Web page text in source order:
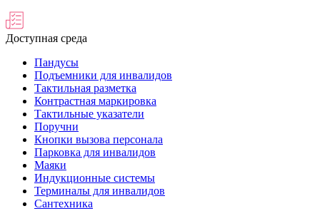
Доступная среда
Пандусы
Подъемники для инвалидов
Тактильная разметка
Контрастная маркировка
Тактильные указатели
Поручни
Кнопки вызова персонала
Парковка для инвалидов
Маяки
Индукционные системы
Терминалы для инвалидов
Сантехника